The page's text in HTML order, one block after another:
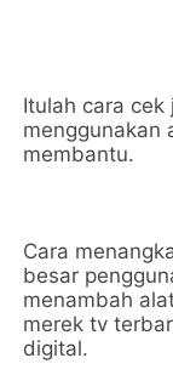
Itulah cara cek
menggunakan
membantu.
Cara
besar
menambah
merek tv
digital.